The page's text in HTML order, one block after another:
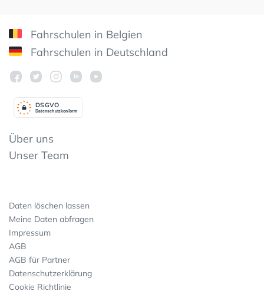
Fahrschulen in Belgien
Fahrschulen in Deutschland
Datenschutzkonform
DSGVO
Über uns
Unser Team
Daten löschen lassen
Meine Daten abfragen
Impressum
AGB
AGB für Partner
Datenschutzerklärung
Cookie Richtlinie